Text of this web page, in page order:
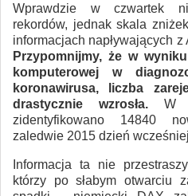
Wprawdzie w czwartek
rekordów, jednak skala
informacjach napływających
Przypomnijmy, że w
komputerowej w
koronawirusa, liczba
drastycznie wzrosła. W
zidentyfikowano 14840
zaledwie 2015 dzień
Informacja ta nie
którzy po słabym otwarciu